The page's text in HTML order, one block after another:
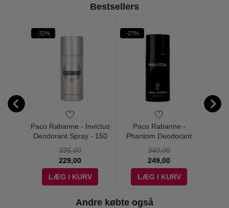
Lady Million
Bestsellers
-32%
Paco Rabanne - Invictus
Deodorant Spray - 150
335,00
229,00
LÆG I KURV
-27%
Paco Rabanne -
Phantom Deodorant
340,00
249,00
LÆG I KURV
Andre købte også